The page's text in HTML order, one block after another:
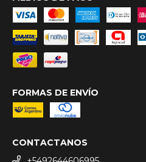
FORMAS DE ENVÍO
CONTACTANOS